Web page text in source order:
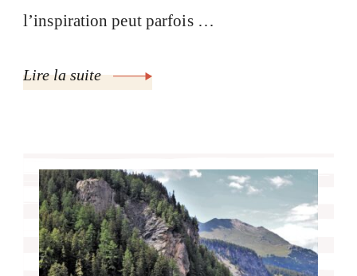
l’inspiration peut parfois …
Lire la suite